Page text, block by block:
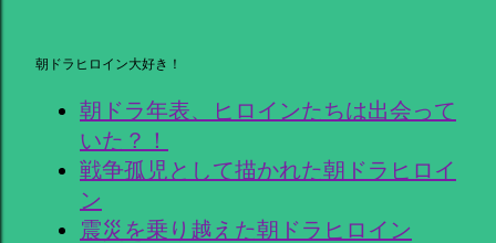
朝ドラヒロイン大好き！
朝ドラ年表、ヒロインたちは出会って
いた？！
戦争孤児として描かれた朝ドラヒロイ
ン
震災を乗り越えた朝ドラヒロイン